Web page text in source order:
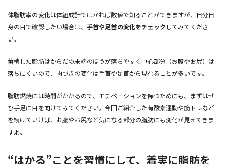
体脂肪率の変化は体組成計ではかれば数値で知ることができますが、自分自
身の目で確認したい場合は、 手首や足首の変化をチェック してみてくださ
い。
蓄積した脂肪はからだの末端のほうが落ちやすく中心部分（お腹やお尻）は
落ちにくいので、肉づきの変化は手首や足首から現れることが多いです。
脂肪燃焼には時間がかかるので、モチベーションを保つためにも、まずはぜ
ひ手足に目を向けてみてください。今回ご紹介した有酸素運動や筋トレなど
を続けていけば、お腹やお尻など気になる部分の脂肪にも変化が見えてきま
すよ。
“はかる”ことを習慣にして、着実に脂肪を